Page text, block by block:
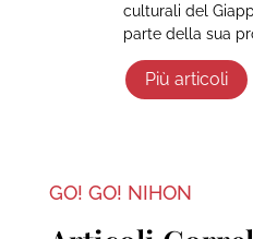
culturali del
parte della sua
Più articoli
GO! GO! NIHON